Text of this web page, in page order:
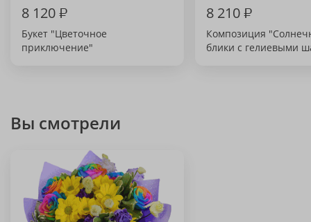
8 120₽
Букет "Цветочное
приключение"
8 210₽
Композиция
блики с гелиевыми
Вы смотрели